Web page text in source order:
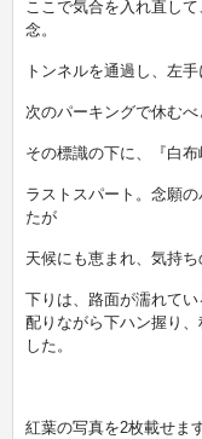
ここで気合を入れ直し
念。
トンネルを通過し、左
次のパーキングで休む
その標識の下に、『白
ラストスパート。念願
たが
天候にも恵まれ、気持
下りは、路面が濡れて
配りながら下ハン握り
した。
紅葉の写真を2枚載せま